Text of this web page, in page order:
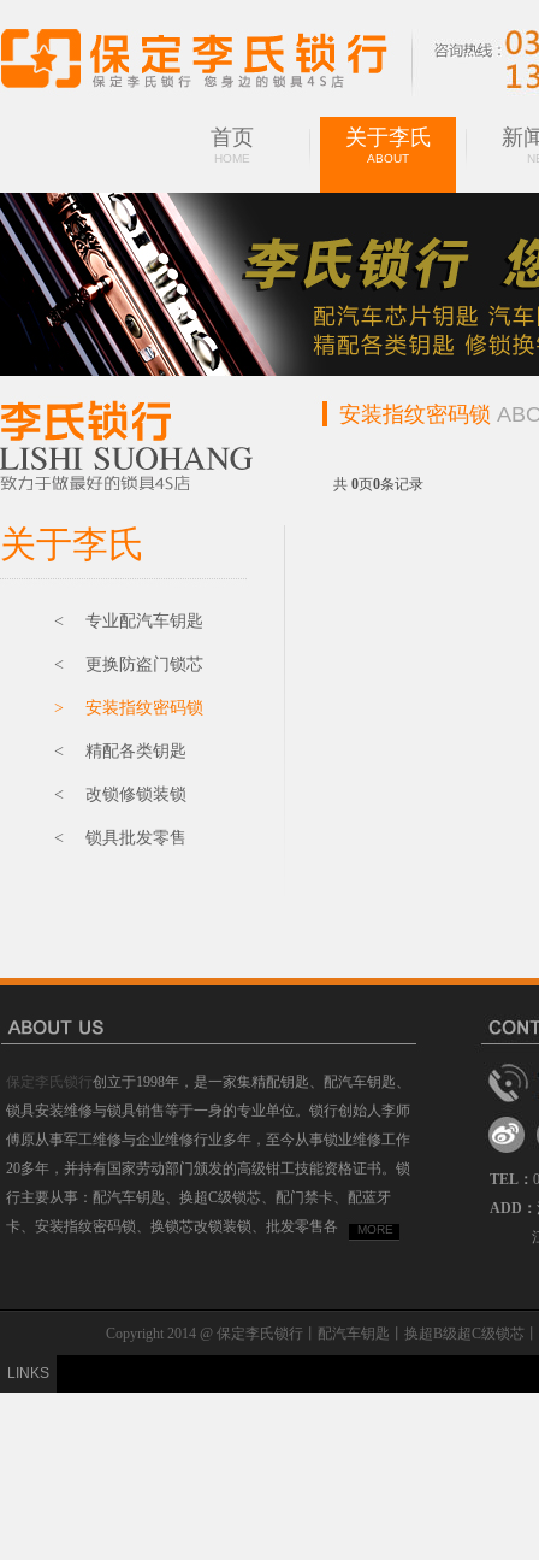
首页
HOME
关于李氏
ABOUT
新
关于李氏
< 专业配汽车钥匙
< 更换防盗门锁芯
> 安装指纹密码锁
< 精配各类钥匙
< 改锁修锁装锁
< 锁具批发零售
安装指纹密码锁
共 0页0条记录
保定李氏锁行创立于1998年，是一家集精配钥匙、配汽车钥匙、
锁具安装维修与锁具销售等于一身的专业单位。锁行创始人李师
傅原从事军工维修与企业维修行业多年，至今从事锁业维修工作
20多年，并持有国家劳动部门颁发的高级钳工技能资格证书。锁
行主要从事：配汽车钥匙、换超C级锁芯、配门禁卡、配蓝牙
卡、安装指纹密码锁、换锁芯改锁装锁、批发零售各
MORE
TEL：
ADD：
Copyright 2014 @ 保定李氏锁行丨配汽车钥匙丨换超B级超C级锁
LINKS